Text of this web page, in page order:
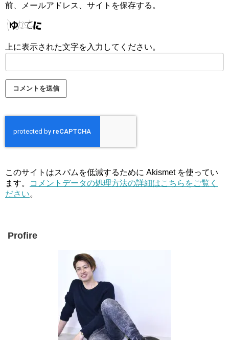
前、メールアドレス、サイトを保存する。
上に表示された文字を入力してください。
このサイトはスパムを低減するために Akismet を使ってい
ます。
コメントデータの処理方法の詳細はこちらをご覧く
ださい。
Profire